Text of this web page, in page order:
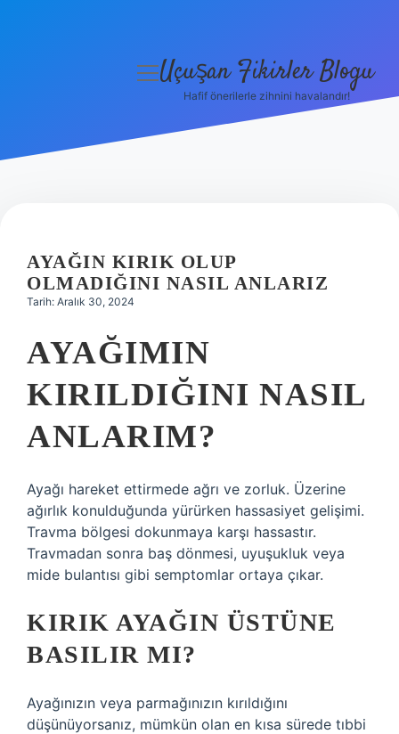
Hakkımızda
menüyü
Uçuşan Fikirler Blogu
Hafif önerilerle zihnini havalandır!
AYAĞIN KIRIK OLUP
OLMADIĞINI NASIL ANLARIZ
Tarih: Aralık 30, 2024
AYAĞIMIN
KIRILDIĞINI NASIL
ANLARIM?
Ayağı hareket ettirmede ağrı ve zorluk. Üzerine
ağırlık konulduğunda yürürken hassasiyet gelişimi.
Travma bölgesi dokunmaya karşı hassastır.
Travmadan sonra baş dönmesi, uyuşukluk veya
mide bulantısı gibi semptomlar ortaya çıkar.
KIRIK AYAĞIN ÜSTÜNE
BASILIR MI?
Ayağınızın veya parmağınızın kırıldığını
düşünüyorsanız, mümkün olan en kısa sürede tıbbi